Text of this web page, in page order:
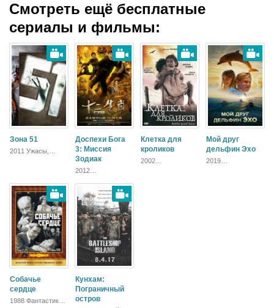
Смотреть ещё бесплатные
сериалы и фильмы:
Зона 51
2011 Ужасы,
Доспехи Бога
3: Миссия
Зодиак
2012
Комедия, Боевик,
Зарубежный
Клетка для
кроликов
2002
Мой друг
дельфин Эхо
2019
Собачье
сердце
1988 Фантастика,
Кунхам:
Пограничный
остров